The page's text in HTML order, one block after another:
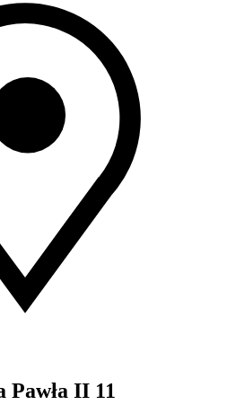
Pawła II 11